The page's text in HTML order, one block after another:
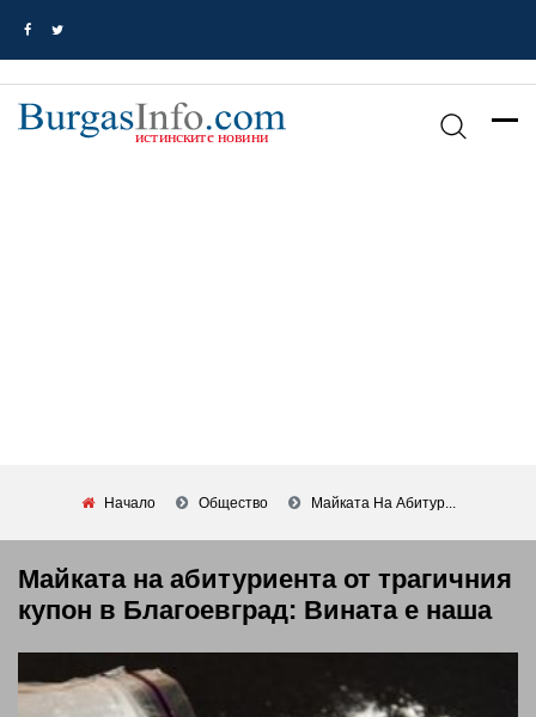
Начало Общество Майката На Абитур...
Майката на абитуриента от трагичния
купон в Благоевград: Вината е наша